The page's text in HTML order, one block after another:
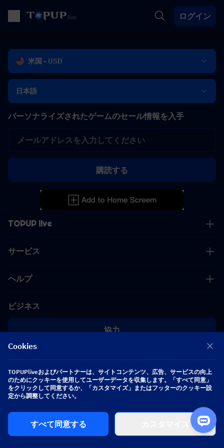
ログイン
米国 - USD
日本語
TOPUP live
サービス
ヘルプ
ビジネス
協力
[email protected]
パーソナライズされたゲームのセール情報を入手
購読する
フォローする
Copyright 2026 SEA WHALE TECHNOLOGY PTE.LTD. All Rights Reserved.
Cookies
TOPUPliveおよびパートナーは、サイトコンテンツ、広告、サービスの向上
のためにクッキーを使用してユーザーデータを収集します。「すべて同意」
をクリックして同意するか、「カスタマイズ」またはフッターのクッキー設
定から調整してください。
すべて同意する